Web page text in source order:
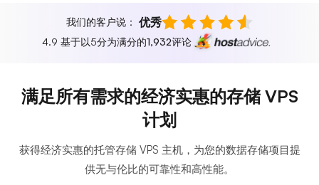
我们的客户说： 优秀
4.9 基于以5分为满分的1,932评论
满足所有需求的经济实惠的存储 VPS
计划
获得经济实惠的托管存储 VPS 主机，为您的数据存储项目提
供无与伦比的可靠性和高性能。